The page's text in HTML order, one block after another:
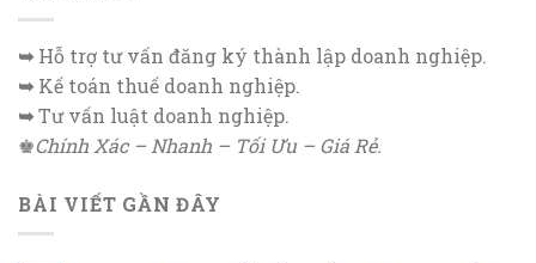
➥Hỗ trợ tư vấn đăng ký thành lập doanh nghiệp.
➥Kế toán thuế doanh nghiệp.
➥Tư vấn luật doanh nghiệp.
♚Chính Xác – Nhanh – Tối Ưu – Giá Rẻ.
BÀI VIẾT GẦN ĐÂY